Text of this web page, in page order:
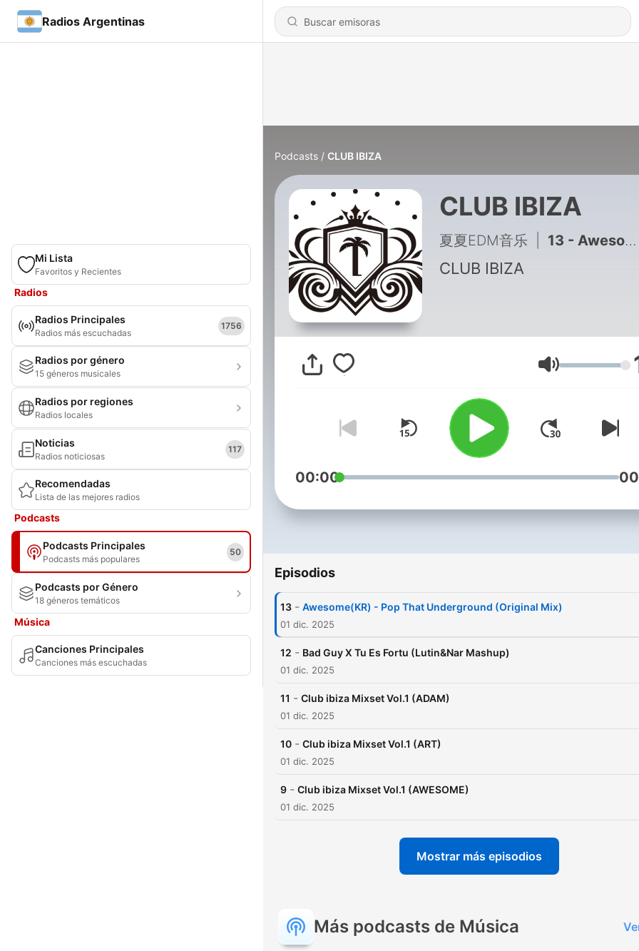
Radios Argentinas
Mi Lista
Favoritos y Recientes
Radios
Radios Principales
Radios más escuchadas
1756
Radios por género
15 géneros musicales
Radios por regiones
Radios locales
Noticias
Radios noticiosas
117
Recomendadas
Lista de las mejores radios
Podcasts
Podcasts Principales
Podcasts más populares
50
Podcasts por Género
18 géneros temáticos
Música
Canciones Principales
Canciones más escuchadas
Podcasts CLUB IBIZA
CLUB IBIZA
夏夏EDM音乐 13 - Awesome(KR) - Pop That Underground (Original Mix)
CLUB IBIZA
Volumen
00:00
Episodios
13 - Awesome(KR) - Pop That Underground (Original Mix)
01 dic. 2025
12 - Bad Guy X Tu Es Fortu (Lutin&Nar Mashup)
01 dic. 2025
11 - Club ibiza Mixset Vol.1 (ADAM)
01 dic. 2025
10 - Club ibiza Mixset Vol.1 (ART)
01 dic. 2025
9 - Club ibiza Mixset Vol.1 (AWESOME)
01 dic. 2025
Mostrar más episodios
Más podcasts de Música